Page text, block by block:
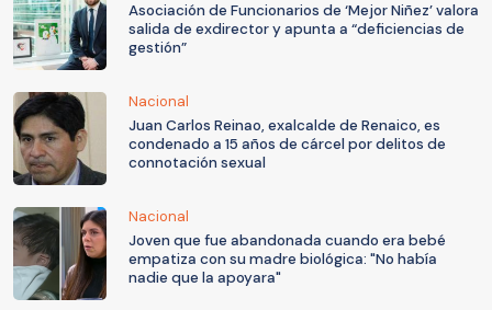
Asociación de Funcionarios de ‘Mejor Niñez’ valora
salida de exdirector y apunta a “deficiencias de
gestión”
Nacional
Juan Carlos Reinao, exalcalde de Renaico, es
condenado a 15 años de cárcel por delitos de
connotación sexual
Nacional
Joven que fue abandonada cuando era bebé
empatiza con su madre biológica: "No había
nadie que la apoyara"